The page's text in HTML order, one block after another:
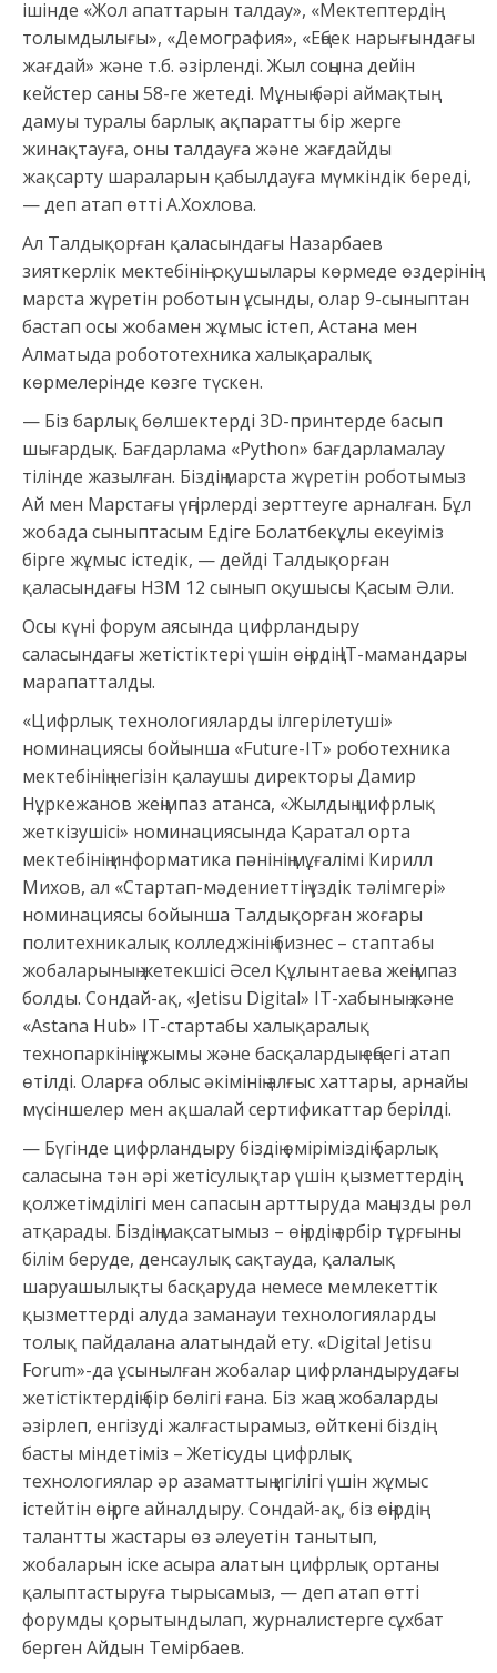
ішінде «Жол апаттарын талдау», «Мектептердің
толымдылығы», «Демография», «Еңбек нарығындағы
жағдай» және т.б. әзірленді. Жыл соңына дейін
кейстер саны 58-ге жетеді. Мұның бәрі аймақтың
дамуы туралы барлық ақпаратты бір жерге
жинақтауға, оны талдауға және жағдайды
жақсарту шараларын қабылдауға мүмкіндік береді,
— деп атап өтті А.Хохлова.
Ал Талдықорған қаласындағы Назарбаев
зияткерлік мектебінің оқушылары көрмеде өздерінің
марста жүретін роботын ұсынды, олар 9-сыныптан
бастап осы жобамен жұмыс істеп, Астана мен
Алматыда робототехника халықаралық
көрмелерінде көзге түскен.
— Біз барлық бөлшектерді 3D-принтерде басып
шығардық. Бағдарлама «Python» бағдарламалау
тілінде жазылған. Біздің марста жүретін роботымыз
Ай мен Марстағы үңгірлерді зерттеуге арналған. Бұл
жобада сыныптасым Едіге Болатбекұлы екеуіміз
бірге жұмыс істедік, — дейді Талдықорған
қаласындағы НЗМ 12 сынып оқушысы Қасым Әли.
Осы күні форум аясында цифрландыру
саласындағы жетістіктері үшін өңірдің ІТ-мамандары
марапатталды.
«Цифрлық технологияларды ілгерілетуші»
номинациясы бойынша «Future-IT» роботехника
мектебінің негізін қалаушы директоры Дамир
Нұркежанов жеңімпаз атанса, «Жылдың цифрлық
жеткізушісі» номинациясында Қаратал орта
мектебінің информатика пәнінің мұғалімі Кирилл
Михов, ал «Стартап-мәдениеттің үздік тәлімгері»
номинациясы бойынша Талдықорған жоғары
политехникалық колледжінің бизнес – стаптабы
жобаларының жетекшісі Әсел Құлынтаева жеңімпаз
болды. Сондай-ақ, «Jetisu Digital» IT-хабының және
«Astana Hub» IT-стартабы халықаралық
технопаркінің ұжымы және басқалардың еңбегі атап
өтілді. Оларға облыс әкімінің алғыс хаттары, арнайы
мүсіншелер мен ақшалай сертификаттар берілді.
— Бүгінде цифрландыру біздің өміріміздің барлық
саласына тән әрі жетісулықтар үшін қызметтердің
қолжетімділігі мен сапасын арттыруда маңызды рөл
атқарады. Біздің мақсатымыз – өңірдің әрбір тұрғыны
білім беруде, денсаулық сақтауда, қалалық
шаруашылықты басқаруда немесе мемлекеттік
қызметтерді алуда заманауи технологияларды
толық пайдалана алатындай ету. «Digital Jetisu
Forum»-да ұсынылған жобалар цифрландырудағы
жетістіктердің бір бөлігі ғана. Біз жаңа жобаларды
әзірлеп, енгізуді жалғастырамыз, өйткені біздің
басты міндетіміз – Жетісуды цифрлық
технологиялар әр азаматтың игілігі үшін жұмыс
істейтін өңірге айналдыру. Сондай-ақ, біз өңірдің
талантты жастары өз әлеуетін танытып,
жобаларын іске асыра алатын цифрлық ортаны
қалыптастыруға тырысамыз, — деп атап өтті
форумды қорытындылап, журналистерге сұхбат
берген Айдын Темірбаев.